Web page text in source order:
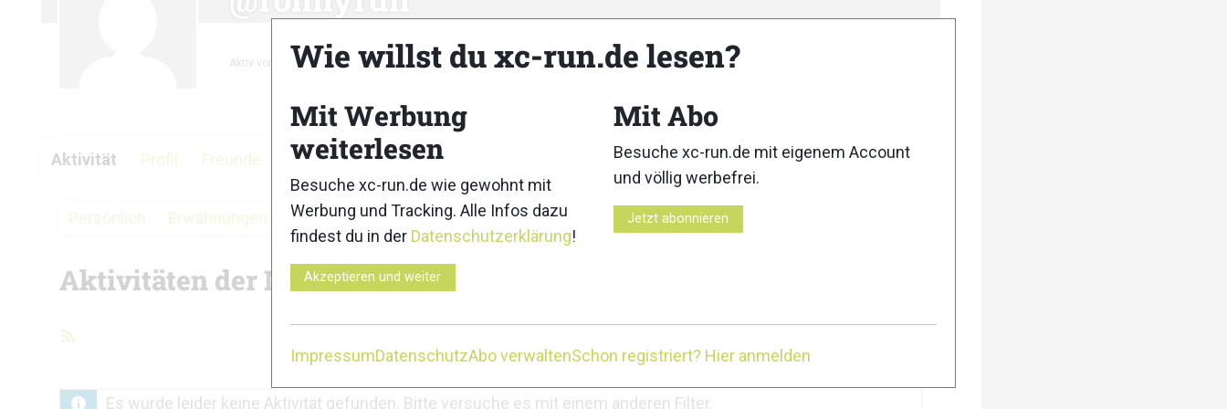
Aktiv vor 3 Monaten
Aktivität Profil Freunde Gruppen Foren Medien
Persönlich Erwähnungen Favoriten Freunde Gruppen
Aktivitäten der Mitglieder
Zeige:
Es wurde leider keine Aktivität gefunden. Bitte versuche es mit einem anderen Filter.
Wie willst du xc-run.de lesen?
Mit Werbung
weiterlesen
Besuche xc-run.de wie gewohnt mit
Werbung und Tracking. Alle Infos dazu
findest du in der Datenschutzerklärung!
Akzeptieren und weiter
Mit Abo
Besuche xc-run.de mit eigenem Account
und völlig werbefrei.
Jetzt abonnieren
ImpressumDatenschutzAbo verwaltenSchon registriert? Hier anmelden